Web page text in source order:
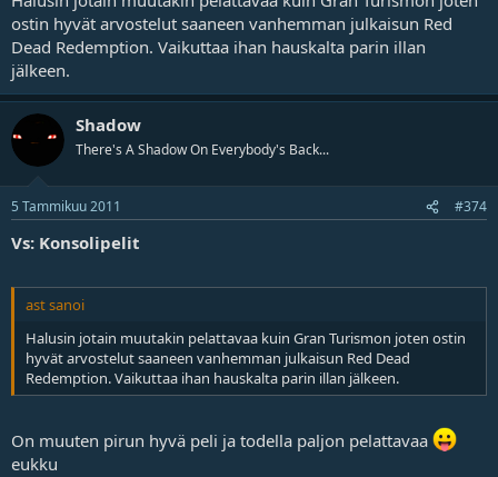
ostin hyvät arvostelut saaneen vanhemman julkaisun Red
Dead Redemption. Vaikuttaa ihan hauskalta parin illan
jälkeen.
Shadow
There's A Shadow On Everybody's Back...
5 Tammikuu 2011 #374
Vs: Konsolipelit
ast sanoi
Halusin jotain muutakin pelattavaa kuin Gran Turismon joten ostin
hyvät arvostelut saaneen vanhemman julkaisun Red Dead
Redemption. Vaikuttaa ihan hauskalta parin illan jälkeen.
On muuten pirun hyvä peli ja todella paljon pelattavaa
eukku